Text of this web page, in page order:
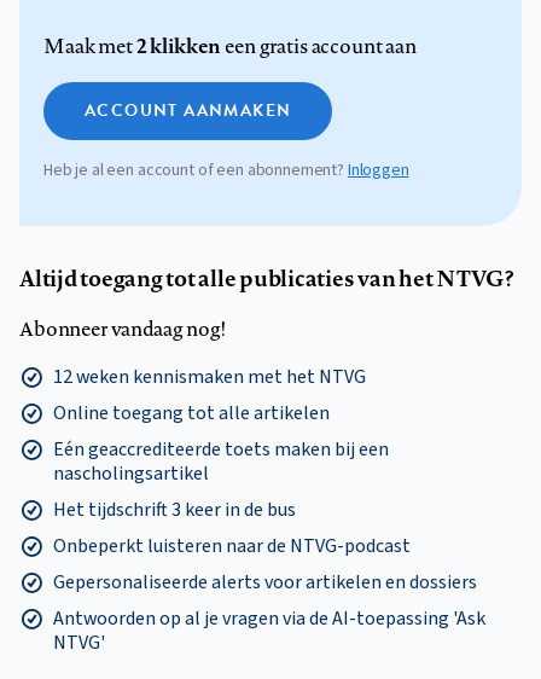
Maak met2 klikkeneen gratis account aan
ACCOUNT AANMAKEN
Heb je al een account of een abonnement? Inloggen
Altijd toegang tot alle publicaties van het NTVG?
Abonneer vandaag nog!
12 weken kennismaken met het NTVG
Online toegang tot alle artikelen
Eén geaccrediteerde toets maken bij een
nascholingsartikel
Het tijdschrift 3 keer in de bus
Onbeperkt luisteren naar de NTVG-podcast
Gepersonaliseerde alerts voor artikelen en dossiers
Antwoorden op al je vragen via de AI-toepassing 'Ask
NTVG'